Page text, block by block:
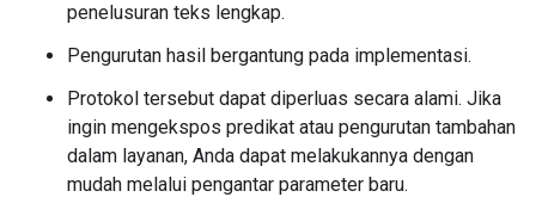
penelusuran teks lengkap.
Pengurutan hasil bergantung pada implementasi.
Protokol tersebut dapat diperluas secara alami. Jika
ingin mengekspos predikat atau pengurutan tambahan
dalam layanan, Anda dapat melakukannya dengan
mudah melalui pengantar parameter baru.